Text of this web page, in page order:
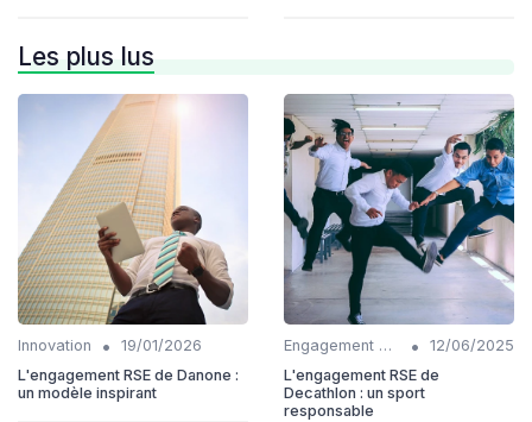
Les plus lus
Innovation •
19/01/2026
L'engagement RSE de Danone :
un modèle inspirant
Engagement communautaire •
12/06/2025
L'engagement RSE de
Decathlon : un sport
responsable